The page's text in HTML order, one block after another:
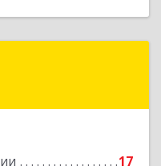
17
Подробнее